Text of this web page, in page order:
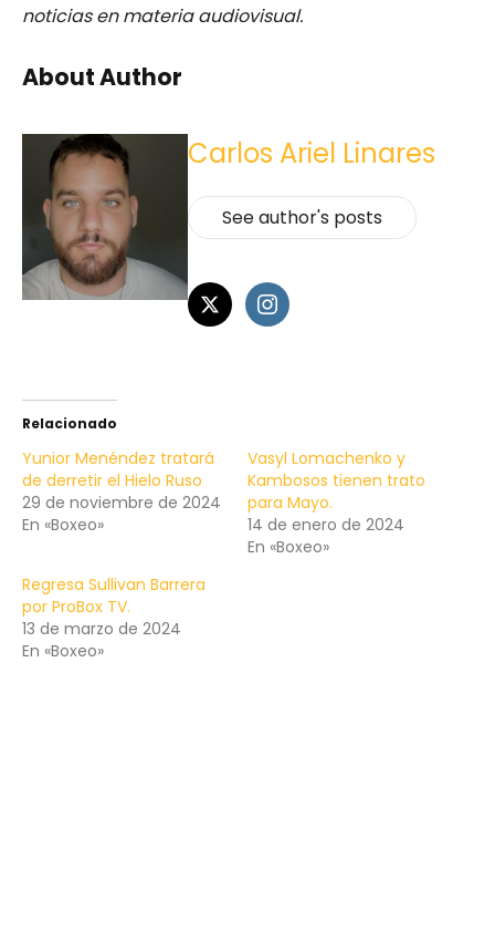
noticias en materia audiovisual.
About Author
Carlos Ariel Linares
See author's posts
Relacionado
Yunior Menéndez tratará
de derretir el Hielo Ruso
29 de noviembre de 2024
En «Boxeo»
Vasyl Lomachenko y
Kambosos tienen trato
para Mayo.
14 de enero de 2024
En «Boxeo»
Regresa Sullivan Barrera
por ProBox TV.
13 de marzo de 2024
En «Boxeo»